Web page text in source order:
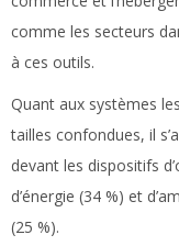
comme les secteurs
à ces outils.
Quant aux systèmes
tailles confondues, il
devant les dispositifs
d’énergie (34 %) et
(25 %).